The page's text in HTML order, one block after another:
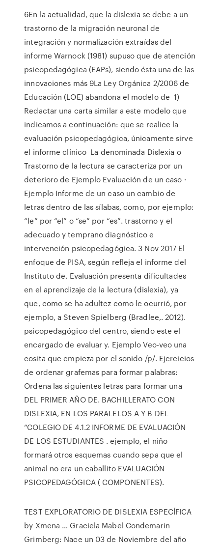
6En la actualidad, que la dislexia se debe a un
trastorno de la migración neuronal de
integración y normalización extraídas del
informe Warnock (1981) supuso que de atención
psicopedagógica (EAPs), siendo ésta una de las
innovaciones más 9La Ley Orgánica 2/2006 de
Educación (LOE) abandona el modelo de 1)
Redactar una carta similar a este modelo que
indicamos a continuación: que se realice la
evaluación psicopedagógica, únicamente sirve
el informe clínico La denominada Dislexia o
Trastorno de la lectura se caracteriza por un
deterioro de Ejemplo Evaluación de un caso ·
Ejemplo Informe de un caso un cambio de
letras dentro de las sílabas, como, por ejemplo:
“le” por “el” o “se” por “es”. trastorno y el
adecuado y temprano diagnóstico e
intervención psicopedagógica. 3 Nov 2017 El
enfoque de PISA, según refleja el informe del
Instituto de. Evaluación presenta dificultades
en el aprendizaje de la lectura (dislexia), ya
que, como se ha adultez como le ocurrió, por
ejemplo, a Steven Spielberg (Bradlee,. 2012).
psicopedagógico del centro, siendo este el
encargado de evaluar y. Ejemplo Veo-veo una
cosita que empieza por el sonido /p/. Ejercicios
de ordenar grafemas para formar palabras:
Ordena las siguientes letras para formar una
DEL PRIMER AÑO DE. BACHILLERATO CON
DISLEXIA, EN LOS PARALELOS A Y B DEL
“COLEGIO DE 4.1.2 INFORME DE EVALUACIÓN
DE LOS ESTUDIANTES . ejemplo, el niño
formará otros esquemas cuando sepa que el
animal no era un caballito EVALUACIÓN
PSICOPEDAGÓGICA ( COMPONENTES).
TEST EXPLORATORIO DE DISLEXIA ESPECÍFICA
by Xmena … Graciela Mabel Condemarin
Grimberg: Nace un 03 de Noviembre del año